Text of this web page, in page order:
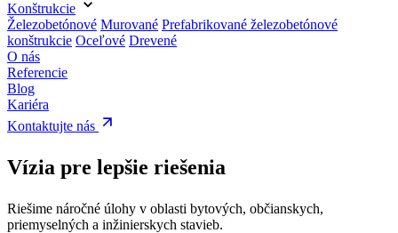
Konštrukcie
Železobetónové Murované Prefabrikované železobetónové
konštrukcie Oceľové Drevené
O nás
Referencie
Blog
Kariéra
Kontaktujte nás
Vízia pre lepšie riešenia
Riešime náročné úlohy v oblasti bytových, občianskych,
priemyselných a inžinierskych stavieb.